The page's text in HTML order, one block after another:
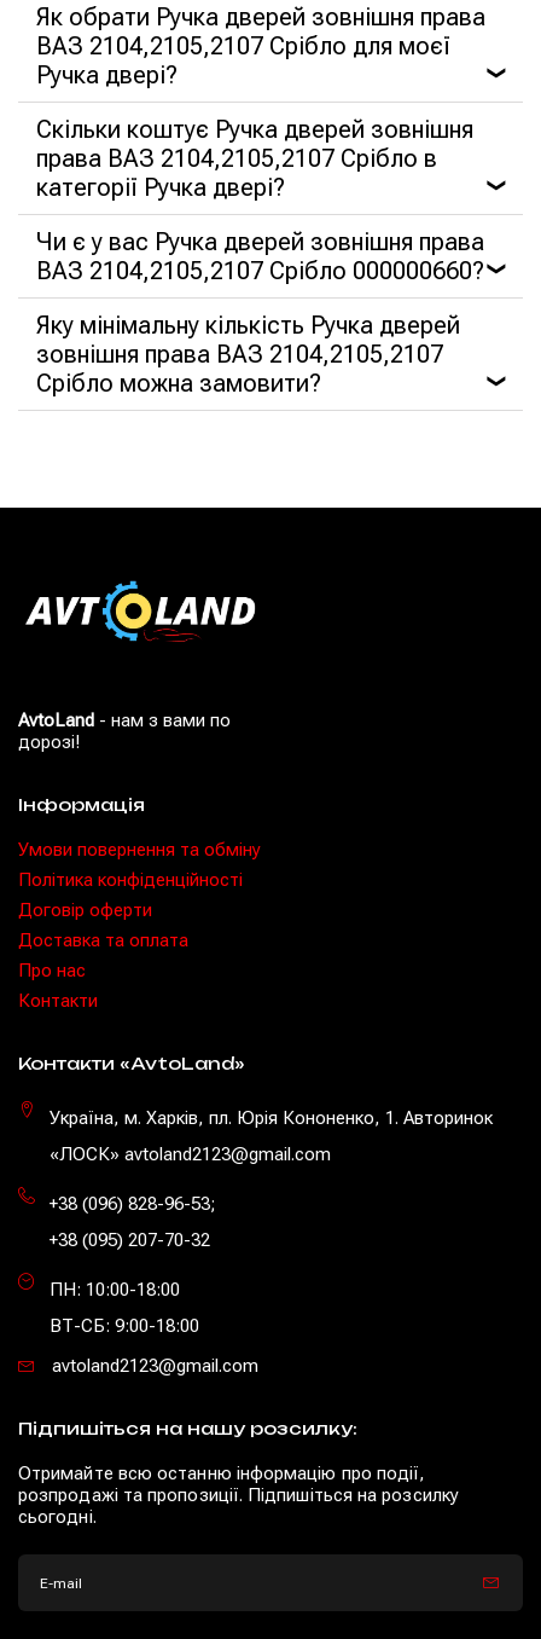
Як обрати Ручка дверей зовнішня права
ВАЗ 2104,2105,2107 Срібло для моєї
Ручка двері?
❯
Скільки коштує Ручка дверей зовнішня
права ВАЗ 2104,2105,2107 Срібло в
категорії Ручка двері?
❯
Чи є у вас Ручка дверей зовнішня права
ВАЗ 2104,2105,2107 Срібло 000000660? ❯
Яку мінімальну кількість Ручка дверей
зовнішня права ВАЗ 2104,2105,2107
Срібло можна замовити?
❯
AvtoLand - нам з вами по
дорозі!
Інформація
Умови повернення та обміну
Політика конфіденційності
Договір оферти
Доставка та оплата
Про нас
Контакти
Контакти «AvtoLand»
Україна, м. Харків, пл. Юрія Кононенко, 1. Авторинок
«ЛОСК» avtoland2123@gmail.com
+38 (096) 828-96-53;
+38 (095) 207-70-32
ПН: 10:00-18:00
ВТ-СБ: 9:00-18:00
avtoland2123@gmail.com
Підпишіться на нашу розсилку:
Отримайте всю останню інформацію про події,
розпродажі та пропозиції. Підпишіться на розсилку
сьогодні.